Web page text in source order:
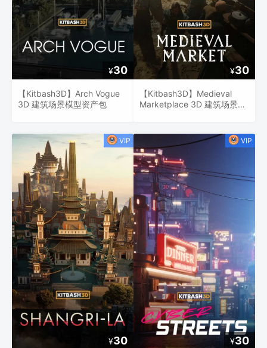
¥30
【Kitbash3D】Arch Vogue
3D 建筑场景模型资产包
¥30
¥30
【Kitbash3D】Medieval
Marketplace 3D 建筑场景模
¥30